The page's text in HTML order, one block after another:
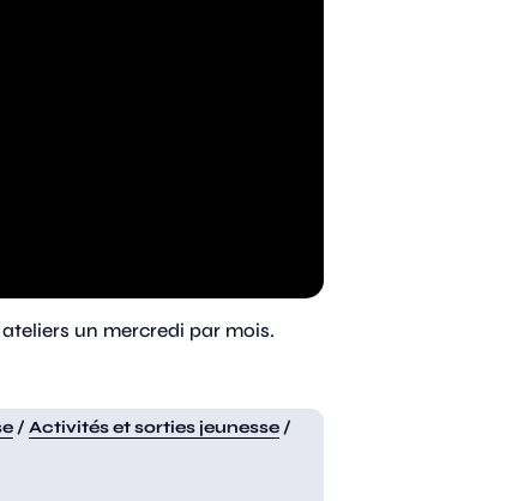
un mercredi par mois.
/ Activités et sorties jeunesse /